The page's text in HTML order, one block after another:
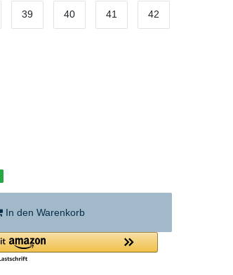
39 40 41 42
In den Warenkorb